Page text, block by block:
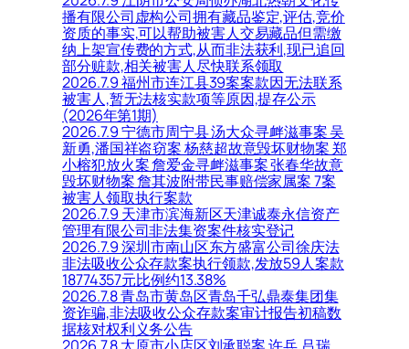
播有限公司虚构公司拥有藏品鉴定,评估,竞价
资质的事实,可以帮助被害人交易藏品但需缴
纳上架宣传费的方式,从而非法获利,现已追回
部分赃款,相关被害人尽快联系领取
2026.7.9 福州市连江县39案案款因无法联系
被害人,暂无法核实款项等原因,提存公示
(2026年第1期)
2026.7.9 宁德市周宁县 汤大众寻衅滋事案 吴
新勇,潘国祥盗窃案 杨慈超故意毁坏财物案 郑
小榕犯放火案 詹爱金寻衅滋事案 张春华故意
毁坏财物案 詹其波附带民事赔偿家属案 7案
被害人领取执行案款
2026.7.9 天津市滨海新区天津诚泰永信资产
管理有限公司非法集资案件核实登记
2026.7.9 深圳市南山区东方盛富公司徐庆法
非法吸收公众存款案执行领款,发放59人案款
18774357元比例约13.38%
2026.7.8 青岛市黄岛区青岛千弘鼎泰集团集
资诈骗,非法吸收公众存款案审计报告初稿数
据核对权利义务公告